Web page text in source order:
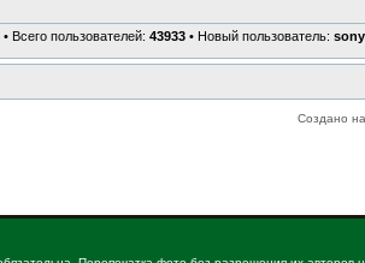
• Всего пользователей: 43933• Новый пользователь:
Создано